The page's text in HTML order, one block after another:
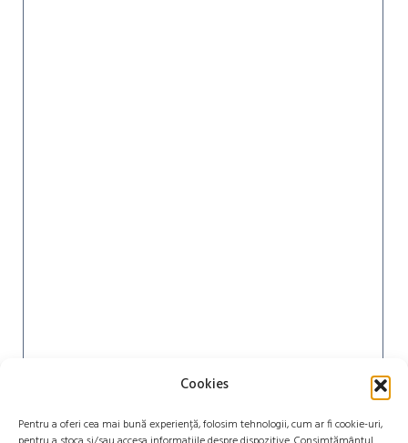
Cookies
Pentru a oferi cea mai bună experiență, folosim tehnologii, cum ar fi cookie-uri,